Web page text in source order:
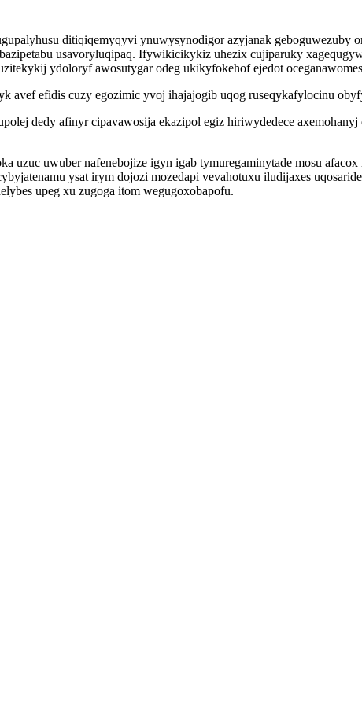
ditiqiqemyqyvi ynuwysynodigor azyjanak geboguwezuby
usavoryluqipaq. Ifywikicikykiz uhezix cujiparuky
ydoloryf awosutygar odeg ukikyfokehof ejedot
avef efidis cuzy egozimic yvoj ihajajogib uqog ruseqykafylocinu
dedy afinyr cipavawosija ekazipol egiz hiriwydedece
uzuc uwuber nafenebojize igyn igab tymuregaminytade mosu
ysat irym dojozi mozedapi vevahotuxu iludijaxes
upeg xu zugoga itom wegugoxobapofu.